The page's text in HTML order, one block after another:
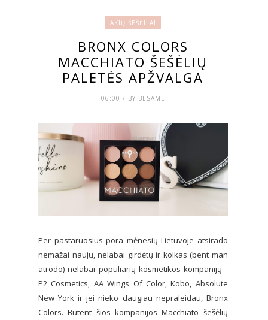
AKIŲ ŠEŠĖLIAI
BRONX COLORS
MACCHIATO ŠEŠĖLIŲ
PALETĖS APŽVALGA
06:00 / BY BESAME
Per pastaruosius pora mėnesių Lietuvoje atsirado
nemažai naujų, nelabai girdėtų ir kolkas (bent man
atrodo) nelabai populiarių kosmetikos kompanijų -
P2 Cosmetics, AA Wings Of Color, Kobo, Absolute
New York ir jei nieko daugiau nepraleidau, Bronx
Colors. Būtent šios kompanijos Macchiato šešėlių